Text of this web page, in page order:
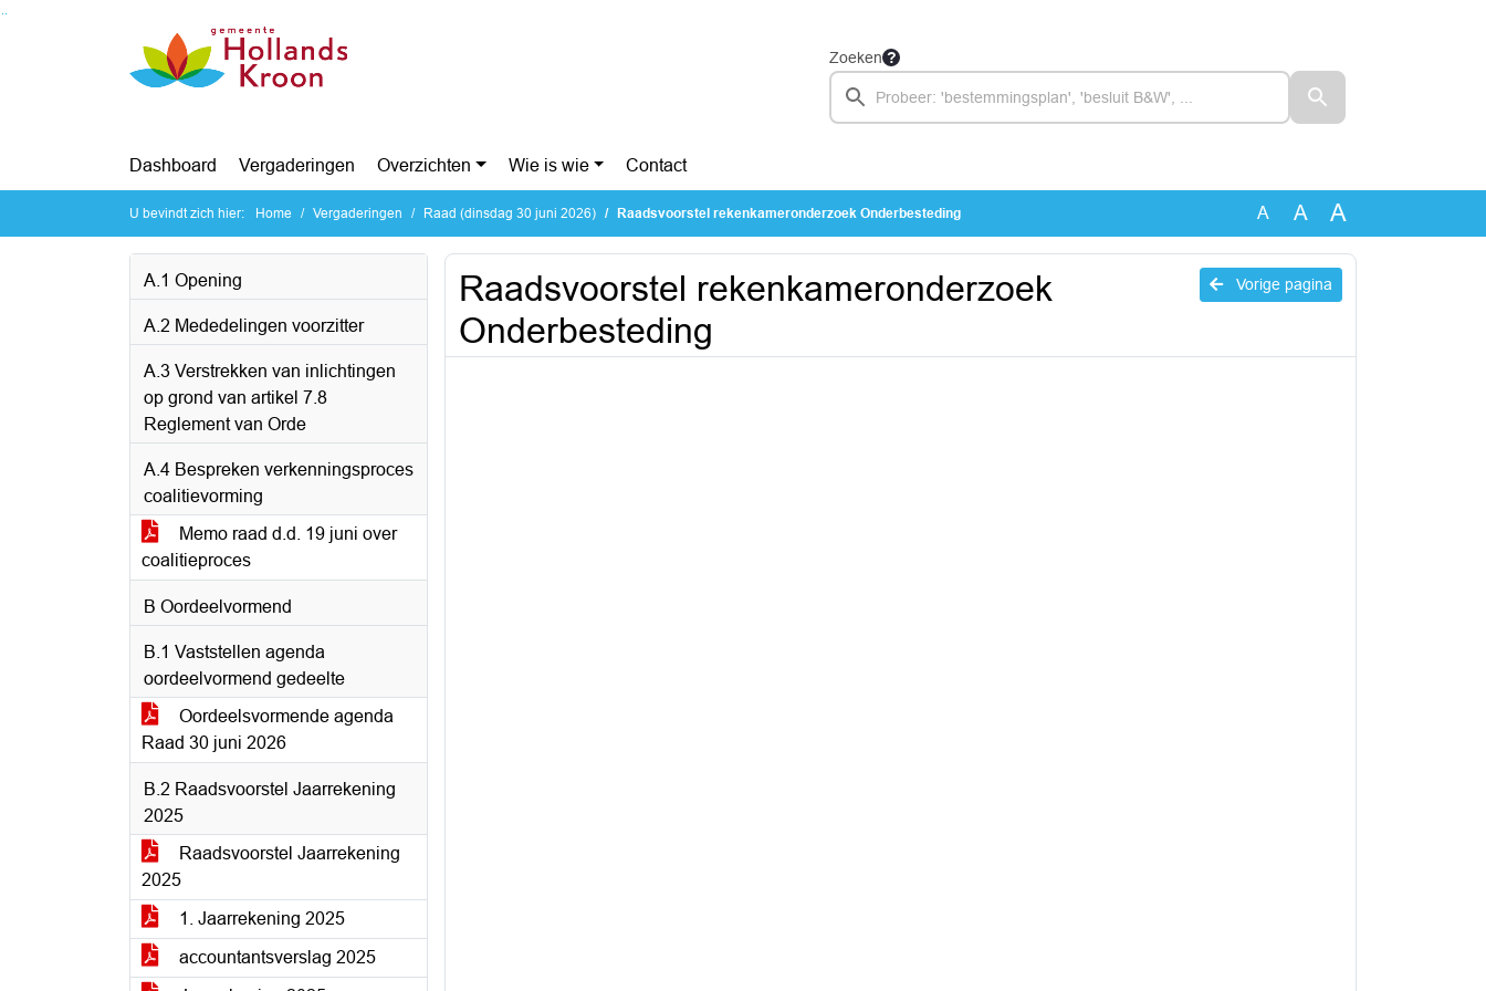
Ga naar de inhoud van deze pagina
Zoeken
Dashboard Vergaderingen Overzichten Wie is wie Contact
U bevindt zich hier: Home Vergaderingen Raad (dinsdag 30 juni 2026) Raadsvoorstel rekenkameronderzoek Onderbesteding A A A
A.1 Opening
A.2 Mededelingen voorzitter
A.3 Verstrekken van inlichtingen
op grond van artikel 7.8
Reglement van Orde
A.4 Bespreken verkenningsproces
coalitievorming
Memo raad d.d. 19 juni over
coalitieproces
B Oordeelvormend
B.1 Vaststellen agenda
oordeelvormend gedeelte
Oordeelsvormende agenda
Raad 30 juni 2026
B.2 Raadsvoorstel Jaarrekening
2025
Raadsvoorstel Jaarrekening
2025
1. Jaarrekening 2025
accountantsverslag 2025
Vorige pagina
Raadsvoorstel rekenkameronderzoek
Onderbesteding